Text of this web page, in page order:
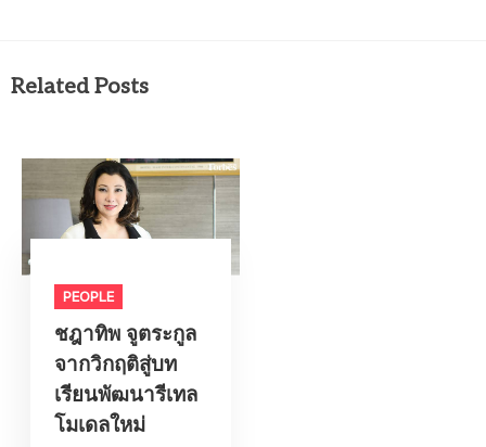
Related Posts
PEOPLE
ชฎาทิพ จูตระกูล
จากวิกฤติสู่บท
เรียนพัฒนารีเทล
โมเดลใหม่